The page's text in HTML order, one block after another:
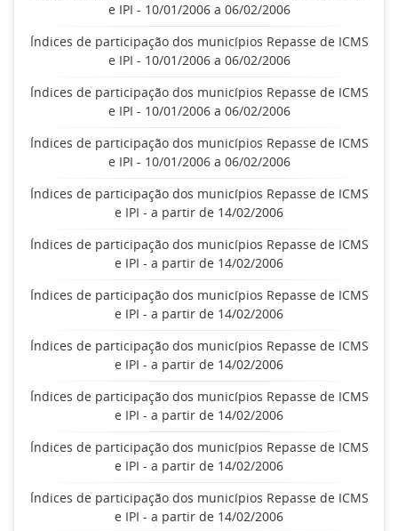
e IPI - 10/01/2006 a 06/02/2006
Índices de participação dos municípios Repasse de ICMS
e IPI - 10/01/2006 a 06/02/2006
Índices de participação dos municípios Repasse de ICMS
e IPI - 10/01/2006 a 06/02/2006
Índices de participação dos municípios Repasse de ICMS
e IPI - 10/01/2006 a 06/02/2006
Índices de participação dos municípios Repasse de ICMS
e IPI - a partir de 14/02/2006
Índices de participação dos municípios Repasse de ICMS
e IPI - a partir de 14/02/2006
Índices de participação dos municípios Repasse de ICMS
e IPI - a partir de 14/02/2006
Índices de participação dos municípios Repasse de ICMS
e IPI - a partir de 14/02/2006
Índices de participação dos municípios Repasse de ICMS
e IPI - a partir de 14/02/2006
Índices de participação dos municípios Repasse de ICMS
e IPI - a partir de 14/02/2006
Índices de participação dos municípios Repasse de ICMS
e IPI - a partir de 14/02/2006